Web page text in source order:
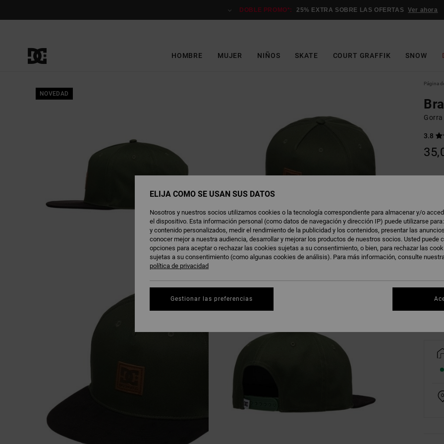
DOBLE PROMO*: 25% EXTRA SOBRE LAS OFERTAS Ver ahora
HOMBRE MUJER NIÑOS SKATE COURT GRAFFIK SNOW
NOVEDAD
Página
3.8
ELIJA CÓMO SE USAN SUS DATOS
Nosotros y nuestros socios utilizamos cookies o la tecnología correspondiente para almacenar y/o
el dispositivo. Esta información personal (como datos de navegación y dirección IP) puede utilizarse
y contenido personalizados, medir el rendimiento de la publicidad y los contenidos, presentar las
conocer mejor a nuestra audiencia, desarrollar y mejorar los productos de nuestros socios. Usted puede
opciones para aceptar o rechazar las cookies sujetas a su consentimiento, o bien, para rechazar las
sujetas a su consentimiento (como algunas cookies de análisis). Para más información, consulte
política de privacidad
Gestionar las preferencias